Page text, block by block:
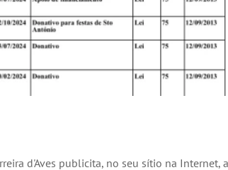
d'Aves publicita, no seu sítio na Internet, a